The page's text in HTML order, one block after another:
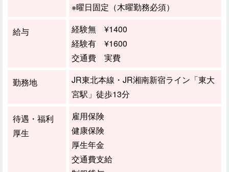
※曜日固定（木曜勤務必須）
給与
経験無 ¥1400
経験有 ¥1600
交通費 実費
勤務地
JR東北本線・JR湘南新宿ライン「東大
宮駅」徒歩13分
待遇・福利
厚生
雇用保険
健康保険
厚生年金
交通費支給